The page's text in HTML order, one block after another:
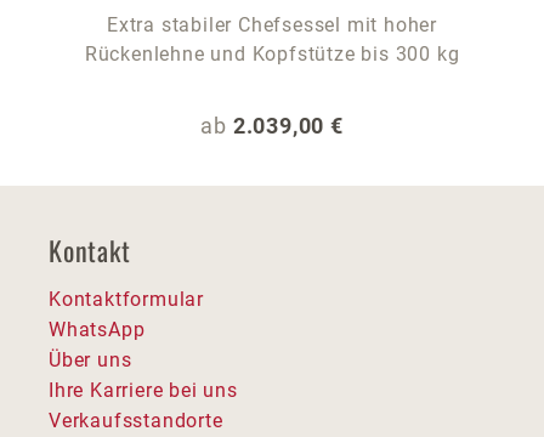
Extra stabiler Chefsessel mit hoher
Rückenlehne und Kopfstütze bis 300 kg
Regulärer Preis:
ab 2.039,00 €
Kontakt
Kontaktformular
WhatsApp
Über uns
Ihre Karriere bei uns
Verkaufsstandorte